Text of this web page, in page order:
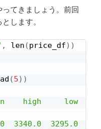
てきましょう。前回
します。
, len (price_df) )
(5) )
high     low
3340.0  3295.0